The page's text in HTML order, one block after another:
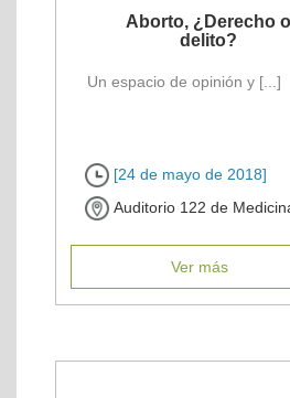
Aborto, ¿Derecho o
delito?
Un espacio de opinión y [...]
[24 de mayo de 2018]
Auditorio 122 de
Ver más